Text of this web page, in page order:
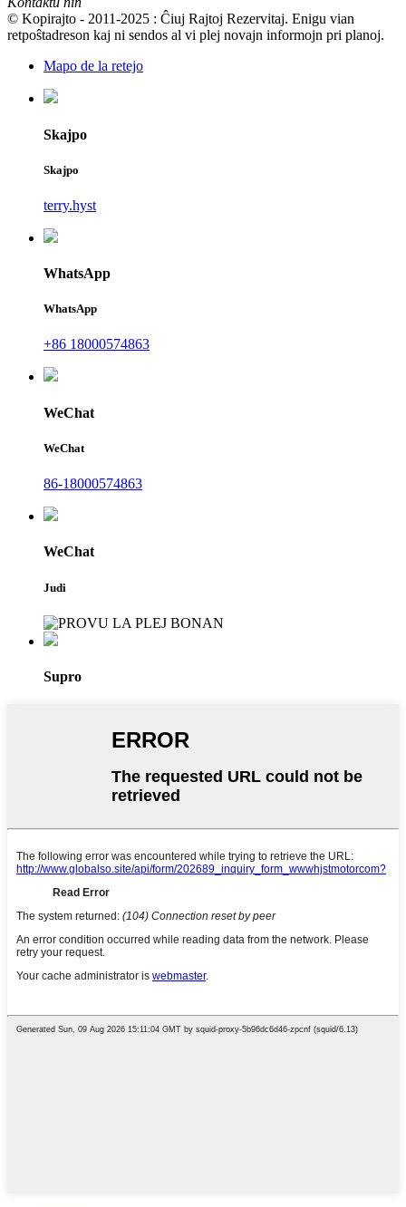
© Kopirajto - 2011-2025 : Ĉiuj Rajtoj Rezervitaj. Enigu vian
retpoŝtadreson kaj ni sendos al vi plej novajn informojn pri planoj.
Mapo de la retejo
Skajpo
Skajpo
terry.hyst
WhatsApp
WhatsApp
+86 18000574863
WeChat
WeChat
86-18000574863
WeChat
Judi
Supro